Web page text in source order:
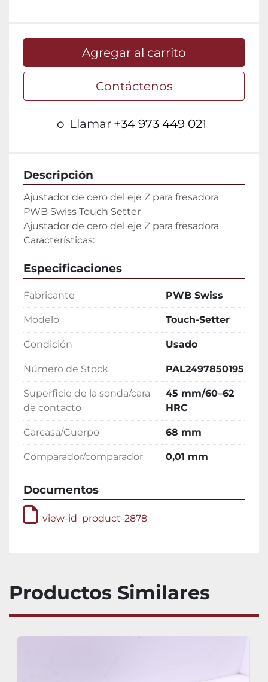
Agregar al carrito
Contáctenos
o Llamar +34 973 449 021
Descripción
Ajustador de cero del eje Z para fresadora
PWB Swiss Touch Setter
Ajustador de cero del eje Z para fresadora
Características:
Especificaciones
Fabricante PWB Swiss
Modelo Touch-Setter
Condición Usado
Número de Stock PAL2497850195
Superficie de la sonda/cara
de contacto
45 mm/60–62
HRC
Carcasa/Cuerpo 68 mm
Comparador/comparador 0,01 mm
Documentos
view-id_product-2878
Productos Similares